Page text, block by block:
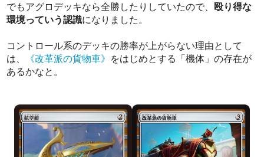
でもアグロデッキなら全勝したりしていたので、 殴り得な
環境っていう認識になりました。
コントロール系のデッキの勝率が上がらない理由として
は、
《改革派の貨物車》 をはじめとする「機体」の存在が
あるかなと。